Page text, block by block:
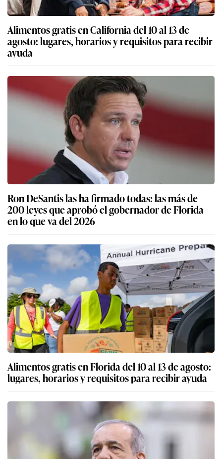
Alimentos gratis en California del 10 al 13 de
agosto: lugares, horarios y requisitos para recibir
ayuda
Ron DeSantis las ha firmado todas: las más de
200 leyes que aprobó el gobernador de Florida
en lo que va del 2026
Alimentos gratis en Florida del 10 al 13 de agosto:
lugares, horarios y requisitos para recibir ayuda